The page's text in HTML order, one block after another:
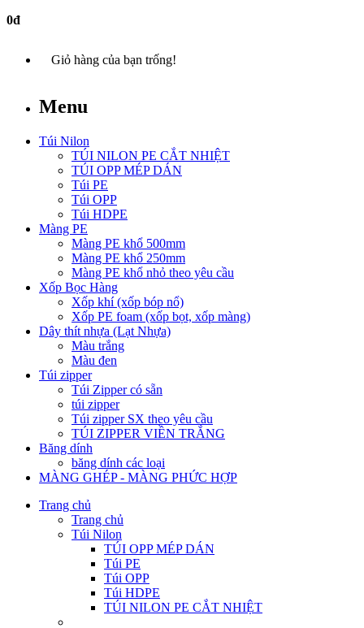
0đ
Giỏ hàng của bạn trống!
Menu
Túi Nilon
TÚI NILON PE CẮT NHIỆT
TÚI OPP MÉP DÁN
Túi PE
Túi OPP
Túi HDPE
Màng PE
Màng PE khổ 500mm
Màng PE khổ 250mm
Màng PE khổ nhỏ theo yêu cầu
Xốp Bọc Hàng
Xốp khí (xốp bóp nổ)
Xốp PE foam (xốp bọt, xốp màng)
Dây thít nhựa (Lạt Nhựa)
Màu trắng
Màu đen
Túi zipper
Túi Zipper có sẵn
túi zipper
Túi zipper SX theo yêu cầu
TÚI ZIPPER VIỀN TRẮNG
Băng dính
băng dính các loại
MÀNG GHÉP - MÀNG PHỨC HỢP
Trang chủ
Trang chủ
Túi Nilon
TÚI OPP MÉP DÁN
Túi PE
Túi OPP
Túi HDPE
TÚI NILON PE CẮT NHIỆT